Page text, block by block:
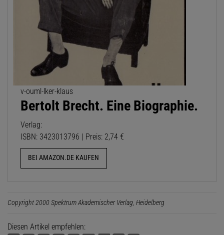
v-ouml-lker-klaus
Bertolt Brecht. Eine Biographie.
Verlag:
ISBN: 3423013796 | Preis: 2,74 €
BEI AMAZON.DE KAUFEN
Copyright 2000 Spektrum Akademischer Verlag, Heidelberg
Diesen Artikel empfehlen: